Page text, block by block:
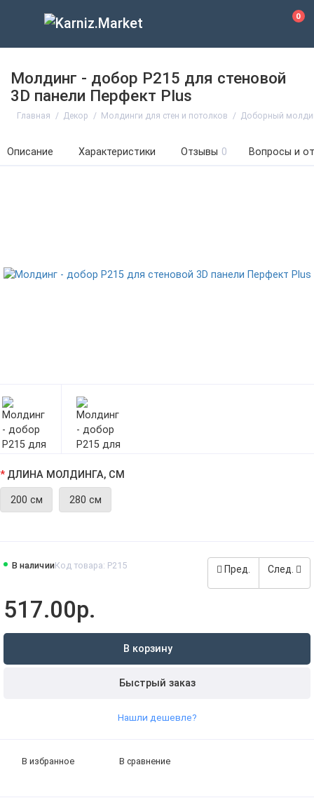
0
Молдинг - добор P215 для стеновой
3D панели Перфект Plus
Главная Декор Молдинги для стен и потолков Доборный
Описание Характеристики Отзывы 0 Вопросы и
Пред. След.
В наличииКод товара: Р215
517.00р.
В корзину
Быстрый заказ
Нашли дешевле?
В избранное В сравнение
ДЛИНА МОЛДИНГА, СМ
200 см 280 см